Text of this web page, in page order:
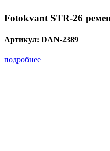
Fotokvant STR-26
Артикул: DAN-2389
подробнее